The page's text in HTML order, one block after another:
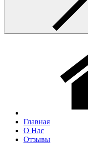
Главная
О Нас
Отзывы